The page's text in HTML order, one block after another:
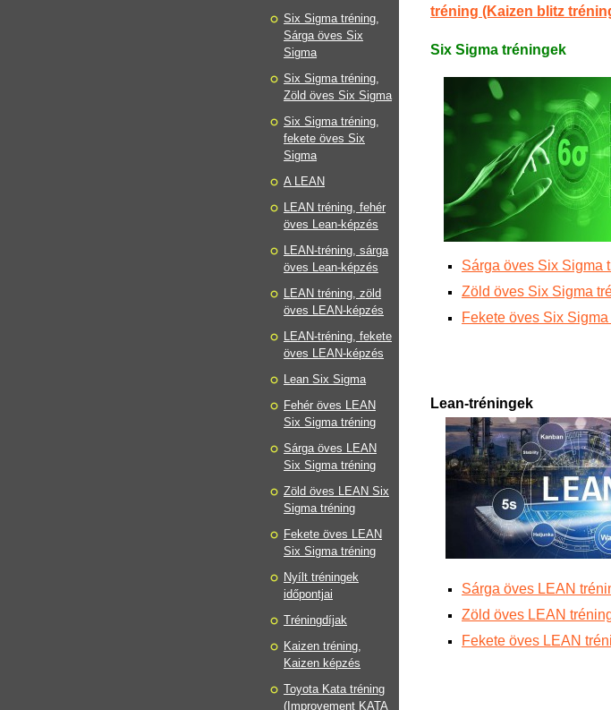
tréning (Kaizen blitz
Six Sigma tréningek
Sárga öves Six Sigma
Zöld öves Six Sigma
Fekete öves Six
Lean-tréningek
Sárga öves LEAN
Zöld öves LEAN
Fekete öves LEAN
Six Sigma tréning,
Sárga öves Six
Sigma
Six Sigma tréning,
Zöld öves Six Sigma
Six Sigma tréning,
fekete öves Six
Sigma
A LEAN
LEAN tréning, fehér
öves Lean-képzés
LEAN-tréning, sárga
öves Lean-képzés
LEAN tréning, zöld
öves LEAN-képzés
LEAN-tréning, fekete
öves LEAN-képzés
Lean Six Sigma
Fehér öves LEAN
Six Sigma tréning
Sárga öves LEAN
Six Sigma tréning
Zöld öves LEAN Six
Sigma tréning
Fekete öves LEAN
Six Sigma tréning
Nyílt tréningek
időpontjai
Tréningdíjak
Kaizen tréning,
Kaizen képzés
Toyota Kata tréning
(Improvement KATA